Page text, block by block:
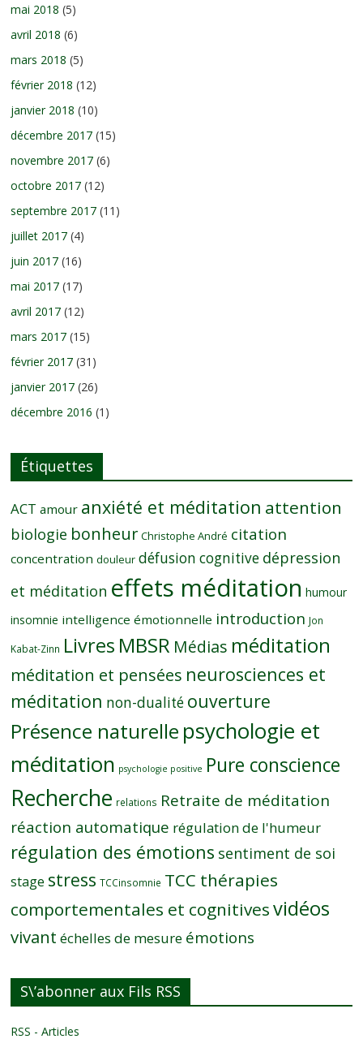
mai 2018 (5)
avril 2018 (6)
mars 2018 (5)
février 2018 (12)
janvier 2018 (10)
décembre 2017 (15)
novembre 2017 (6)
octobre 2017 (12)
septembre 2017 (11)
juillet 2017 (4)
juin 2017 (16)
mai 2017 (17)
avril 2017 (12)
mars 2017 (15)
février 2017 (31)
janvier 2017 (26)
décembre 2016 (1)
Étiquettes
ACT amour anxiété et méditation attention
biologie bonheur Christophe André citation
concentration douleur défusion cognitive dépression
et méditation effets méditation humour
insomnie intelligence émotionnelle introduction Jon
Kabat-Zinn Livres MBSR Médias méditation
méditation et pensées neurosciences et
méditation non-dualité ouverture
Présence naturelle psychologie et
méditation psychologie positive Pure conscience
Recherche relations Retraite de méditation
réaction automatique régulation de l'humeur
régulation des émotions sentiment de soi
stage stress TCCinsomnie TCC thérapies
comportementales et cognitivesvidéos
vivant échelles de mesure émotions
S\’abonner aux Fils RSS
RSS - Articles